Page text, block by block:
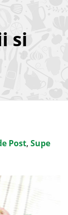
si
Post, Supe